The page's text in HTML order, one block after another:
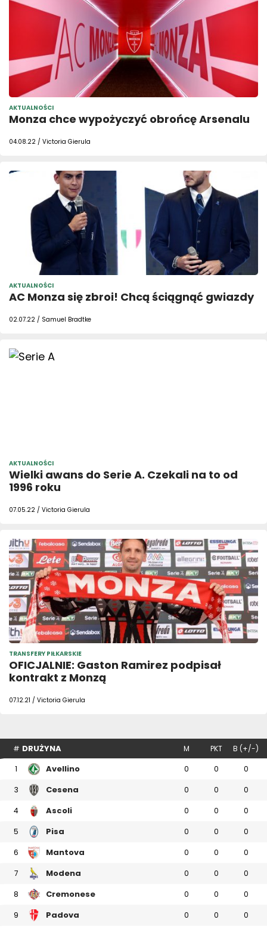
AKTUALNOŚCI
Monza chce wypożyczyć obrońcę Arsenalu
04.08.22 / Victoria Gierula
AKTUALNOŚCI
AC Monza się zbroi! Chcą ściągnąć gwiazdy
02.07.22 / Samuel Bradtke
AKTUALNOŚCI
Wielki awans do Serie A. Czekali na to od
1996 roku
07.05.22 / Victoria Gierula
TRANSFERY PIŁKARSKIE
OFICJALNIE: Gaston Ramirez podpisał
kontrakt z Monzą
07.12.21 / Victoria Gierula
# DRUŻYNA M PKT B (+/-)
1 Avellino 0 0 0
3 Cesena 0 0 0
4 Ascoli 0 0 0
5 Pisa 0 0 0
6 Mantova 0 0 0
7 Modena 0 0 0
8 Cremonese 0 0 0
9 Padova 0 0 0